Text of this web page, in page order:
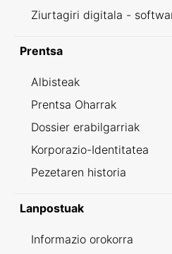
Ziurtagiri digitala -
Prentsa
Albisteak
Prentsa Oharrak
Dossier erabilgarriak
Korporazio-Identitatea
Pezetaren historia
Lanpostuak
Informazio orokorra